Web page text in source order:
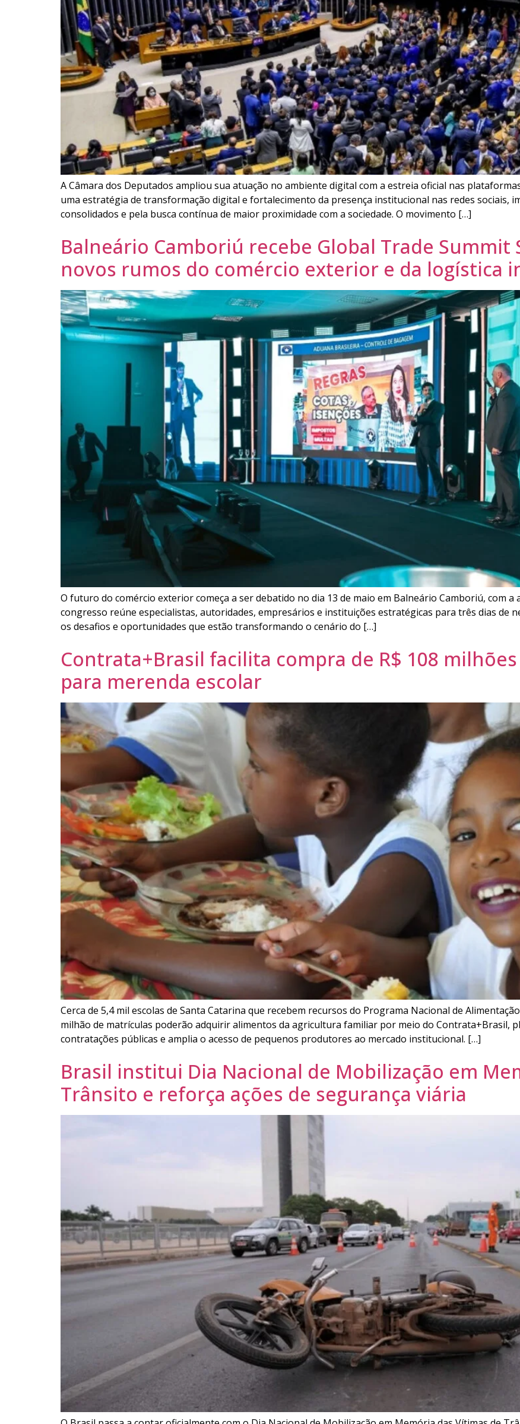
A Câmara dos Deputados ampliou sua atuação no ambiente digital com a estreia oficial nas
uma estratégia de transformação digital e fortalecimento da presença institucional nas redes sociais,
consolidados e pela busca contínua de maior proximidade com a sociedade. O movimento […]
Balneário Camboriú recebe Global Trade Summit
novos rumos do comércio exterior e da logística
O futuro do comércio exterior começa a ser debatido no dia 13 de maio em Balneário Camboriú, com a
congresso reúne especialistas, autoridades, empresários e instituições estratégicas para três dias de
os desafios e oportunidades que estão transformando o cenário do […]
Contrata+Brasil facilita compra de R$ 108
para merenda escolar
Cerca de 5,4 mil escolas de Santa Catarina que recebem recursos do Programa Nacional de
milhão de matrículas poderão adquirir alimentos da agricultura familiar por meio do Contrata+Brasil,
contratações públicas e amplia o acesso de pequenos produtores ao mercado institucional. […]
Brasil institui Dia Nacional de Mobilização em
Trânsito e reforça ações de segurança viária